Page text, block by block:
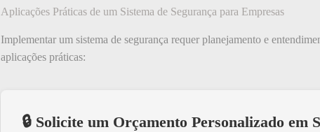
Aplicações Práticas de um Sistema de Segurança para Empresas
Implementar um sistema de segurança requer planejamento e
aplicações práticas:
🔒 Solicite um Orçamento Personalizado em